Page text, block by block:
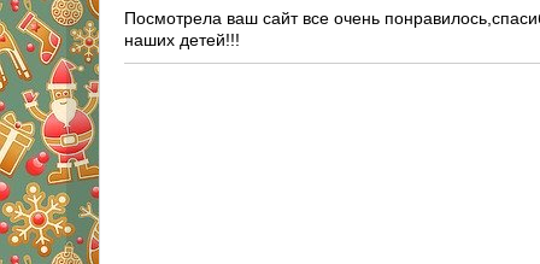
Посмотрела ваш сайт все очень
наших детей!!!